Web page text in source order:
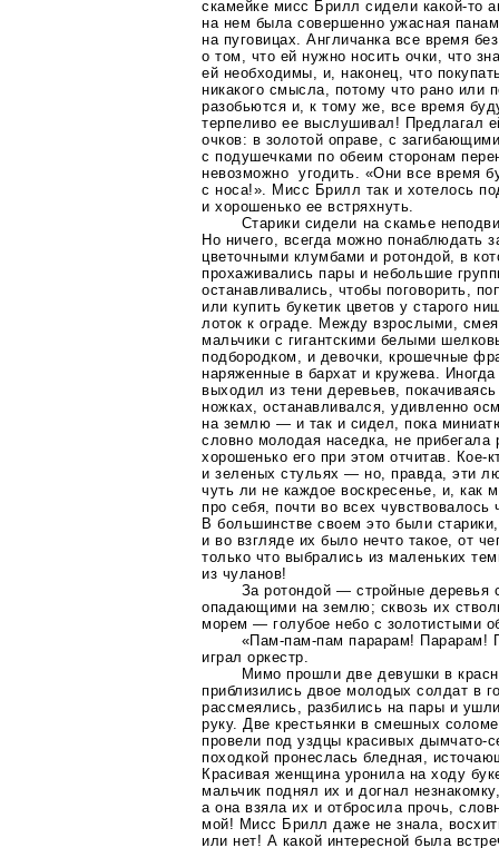
скамейке мисс Брилл сидели какой-то
на нем была совершенно ужасная
на пуговицах. Англичанка все время
о том, что ей нужно носить очки, что
ей необходимы, и, наконец, что
никакого смысла, потому что рано или
разобьются и, к тому же, все время
терпеливо ее выслушивал! Предлагал
очков: в золотой оправе, с
с подушечками по обеим сторонам
невозможно угодить. «Они все время
с носа!». Мисс Брилл так и хотелось
и хорошенько ее встряхнуть.
Старики сидели на скамье
Но ничего, всегда можно понаблюдать
цветочными клумбами и ротондой, в
прохаживались пары и небольшие
останавливались, чтобы поговорить,
или купить букетик цветов у старого
лоток к ограде. Между взрослыми,
мальчики с гигантскими белыми
подбородком, и девочки, крошечные
наряженные в бархат и кружева.
выходил из тени деревьев,
ножках, останавливался, удивленно
на землю — и так и сидел, пока
словно молодая наседка, не
хорошенько его при этом отчитав. Кое-
и зеленых стульях — но, правда, эти
чуть ли не каждое воскресенье, и, как
про себя, почти во всех чувствовалось
В большинстве своем это были
и во взгляде их было нечто такое, от
только что выбрались из маленьких
из чуланов!
За ротондой — стройные деревья
опадающими на землю; сквозь их
морем — голубое небо с золотистыми
«Пам-пам-пам парарам!
играл оркестр.
Мимо прошли две девушки в
приблизились двое молодых солдат в
рассмеялись, разбились на пары и
руку. Две крестьянки в смешных
провели под уздцы красивых дымчато-
походкой пронеслась бледная,
Красивая женщина уронила на ходу
мальчик поднял их и догнал
а она взяла их и отбросила прочь,
мой! Мисс Брилл даже не знала,
или нет! А какой интересной была